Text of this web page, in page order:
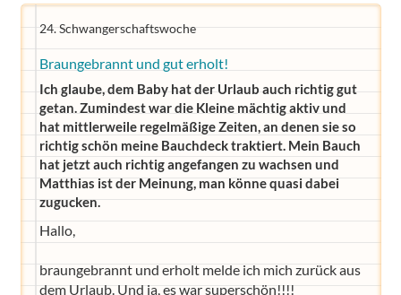
24. Schwangerschaftswoche
Braungebrannt und gut erholt!
Ich glaube, dem Baby hat der Urlaub auch richtig gut
getan. Zumindest war die Kleine mächtig aktiv und
hat mittlerweile regelmäßige Zeiten, an denen sie so
richtig schön meine Bauchdeck traktiert. Mein Bauch
hat jetzt auch richtig angefangen zu wachsen und
Matthias ist der Meinung, man könne quasi dabei
zugucken.
Hallo,
braungebrannt und erholt melde ich mich zurück aus
dem Urlaub. Und ja, es war superschön!!!!